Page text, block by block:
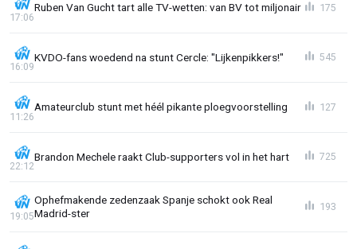
Ruben Van Gucht tart alle TV-wetten: van BV tot miljonair
17:06
175
KVDO-fans woedend na stunt Cercle: "Lijkenpikkers!"
16:09
545
Amateurclub stunt met héél pikante ploegvoorstelling
11:26
127
Brandon Mechele raakt Club-supporters vol in het hart
22:12
725
Ophefmakende zedenzaak Spanje schokt ook Real
Madrid-ster
19:05
193